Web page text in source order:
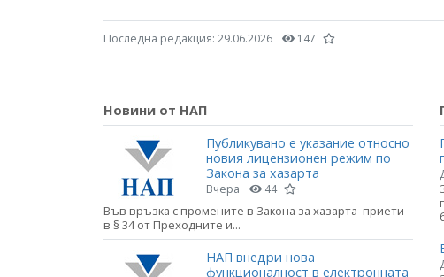
Последна редакция: 29.06.2026 147
Новини от НАП
Публикувано е указание относно
новия лицензионен режим по
Закона за хазарта
Вчера 44
Във връзка с промените в Закона за хазарта приети
в § 34 от Преходните и...
НАП внедри нова
функционалност в електронната